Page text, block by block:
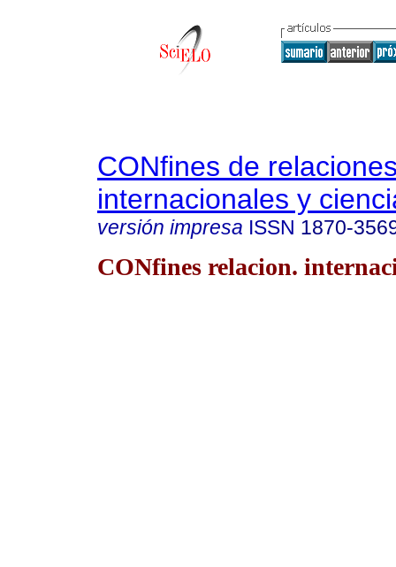
CONfines de
internacionales y
versión impresa ISSN 1870-
CONfines relacion.